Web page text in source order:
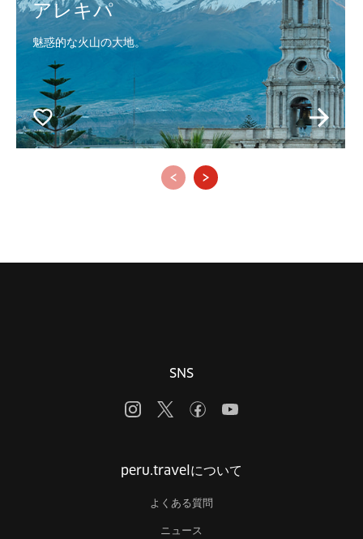
アレキパ
魅惑的な火山の大地。
‹ ›
SNS
peru.travelについて
よくある質問
ニュース